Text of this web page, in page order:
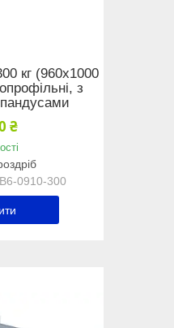
кг (960х1000
з
₴
0910-300